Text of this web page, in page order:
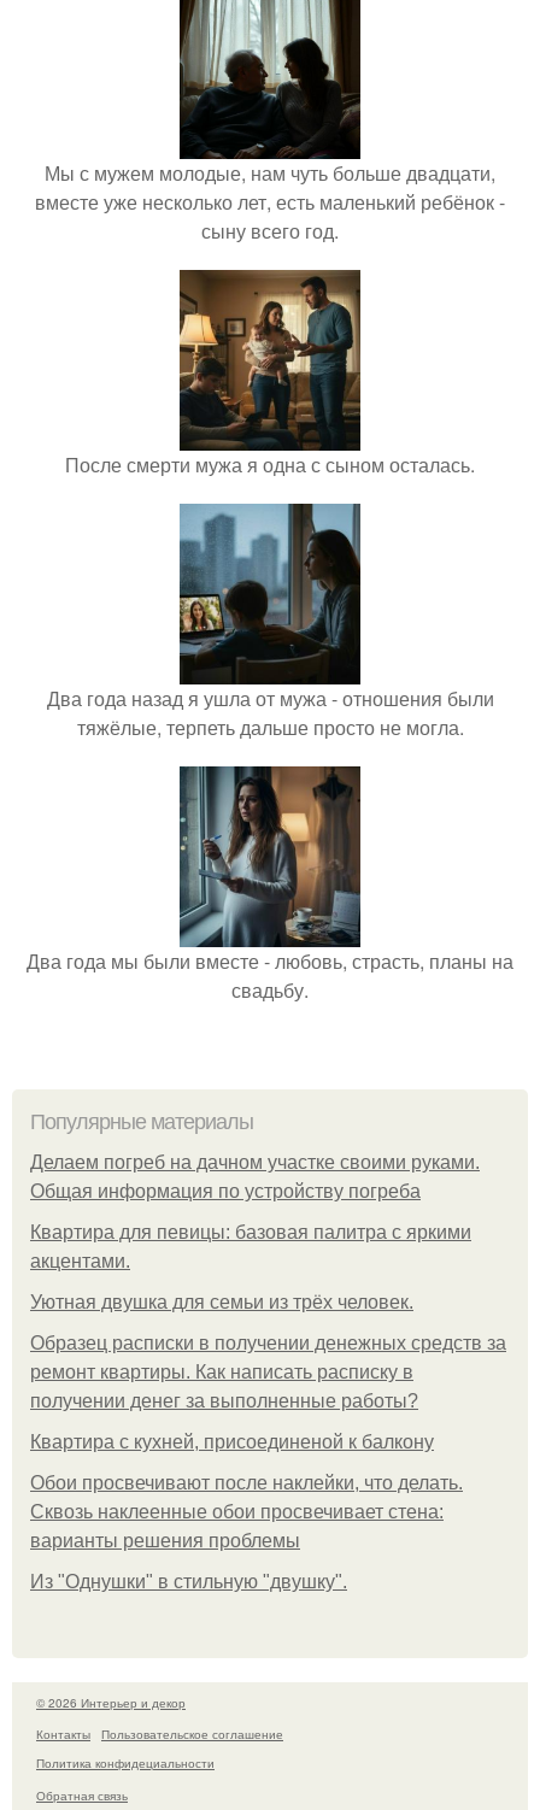
Мы с мужем молодые, нам чуть больше двадцати,
вместе уже несколько лет, есть маленький ребёнок -
сыну всего год.
После смерти мужа я одна с сыном осталась.
Два года назад я ушла от мужа - отношения были
тяжёлые, терпеть дальше просто не могла.
Два года мы были вместе - любовь, страсть, планы на
свадьбу.
Популярные материалы
Делаем погреб на дачном участке своими руками.
Общая информация по устройству погреба
Квартира для певицы: базовая палитра с яркими
акцентами.
Уютная двушка для семьи из трёх человек.
Образец расписки в получении денежных средств за
ремонт квартиры. Как написать расписку в
получении денег за выполненные работы?
Квартира с кухней, присоединеной к балкону
Обои просвечивают после наклейки, что делать.
Сквозь наклеенные обои просвечивает стена:
варианты решения проблемы
Из "Однушки" в стильную "двушку".
© 2026 Интерьер и декор
Контакты
Пользовательское соглашение
Политика конфидециальности
Обратная связь